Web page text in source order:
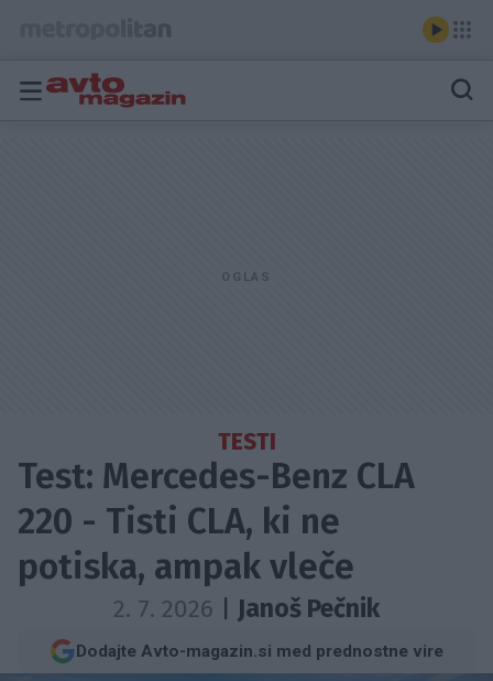
TESTI
Test: Mercedes-Benz CLA
220 - Tisti CLA, ki ne
potiska, ampak vleče
2. 7. 2026 Janoš Pečnik
Dodajte Avto-magazin.si med prednostne vire